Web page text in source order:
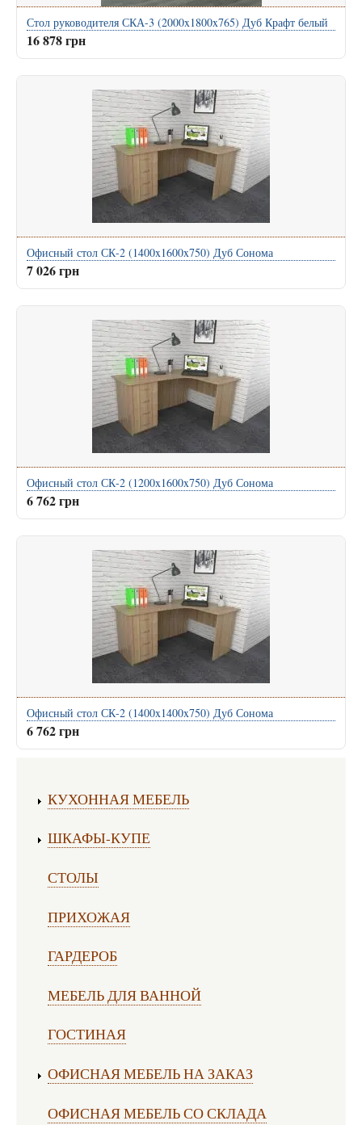
Стол руководителя СКА-3 (2000x1800x765) Дуб Крафт белый
16 878 грн
Офисный стол СК-2 (1400x1600x750) Дуб Сонома
7 026 грн
Офисный стол СК-2 (1200x1600x750) Дуб Сонома
6 762 грн
Офисный стол СК-2 (1400x1400x750) Дуб Сонома
6 762 грн
КУХОННАЯ МЕБЕЛЬ
ШКАФЫ-КУПЕ
СТОЛЫ
ПРИХОЖАЯ
ГАРДЕРОБ
МЕБЕЛЬ ДЛЯ ВАННОЙ
ГОСТИНАЯ
ОФИСНАЯ МЕБЕЛЬ НА ЗАКАЗ
ОФИСНАЯ МЕБЕЛЬ СО СКЛАДА